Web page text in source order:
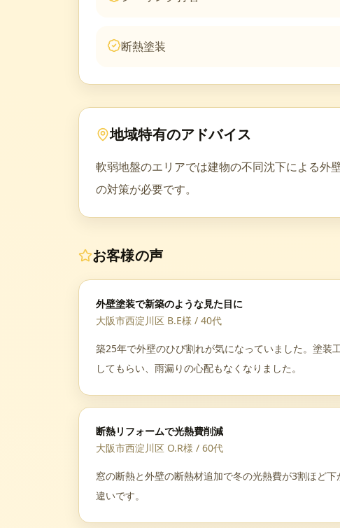
断熱塗装
地域特有のアドバイス
軟弱地盤のエリアでは建物の不同沈下による外
の対策が必要です。
お客様の声
外壁塗装で新築のような見た目に
大阪市西淀川区 B.E様 / 40代
築25年で外壁のひび割れが気になっていました。塗装
してもらい、雨漏りの心配もなくなりました。
断熱リフォームで光熱費削減
大阪市西淀川区 O.R様 / 60代
窓の断熱と外壁の断熱材追加で冬の光熱費が3割ほど
違いです。